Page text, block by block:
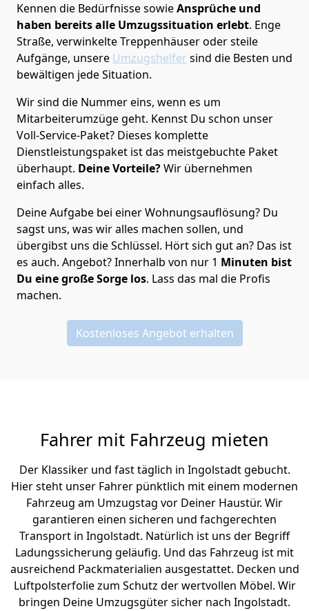
Kennen die Bedürfnisse sowieAnsprüche und
haben bereits alle Umzugssituation erlebt. Enge
Straße, verwinkelte Treppenhäuser oder steile
Aufgänge, unsere Umzugshelfer sind die Besten und
bewältigen jede Situation.
Wir sind die Nummer eins, wenn es um
Mitarbeiterumzüge geht. Kennst Du schon unser
Voll-Service-Paket? Dieses komplette
Dienstleistungspaket ist das meistgebuchte Paket
überhaupt. Deine Vorteile?Wir übernehmen
einfach alles.
Deine Aufgabe bei einer Wohnungsauflösung? Du
sagst uns, was wir alles machen sollen, und
übergibst uns die Schlüssel. Hört sich gut an? Das ist
es auch. Angebot? Innerhalb von nur 1 Minuten bist
Du eine große Sorge los. Lass das mal die Profis
machen.
Kostenloses Angebot erhalten
Fahrer mit Fahrzeug mieten
Der Klassiker und fast täglich in Ingolstadt gebucht.
Hier steht unser Fahrer pünktlich mit einem modernen
Fahrzeug am Umzugstag vor Deiner Haustür. Wir
garantieren einen sicheren und fachgerechten
Transport in Ingolstadt. Natürlich ist uns der Begriff
Ladungssicherung geläufig. Und das Fahrzeug ist mit
ausreichend Packmaterialien ausgestattet. Decken und
Luftpolsterfolie zum Schutz der wertvollen Möbel. Wir
bringen Deine Umzugsgüter sicher nach Ingolstadt.